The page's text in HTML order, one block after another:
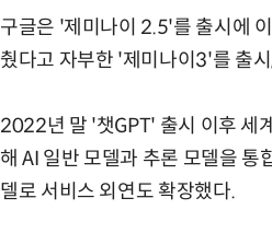
구글은 '제미나이 2.5'를 출시에
췄다고 자부한 '제미나이3'를 출
2022년 말 '챗GPT' 출시 이후 세
해 AI 일반 모델과 추론 모델을
델로 서비스 외연도 확장했다.